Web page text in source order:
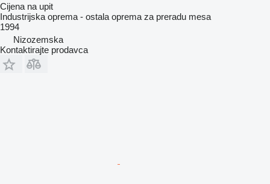
Cijena na upit
Industrijska oprema - ostala oprema za preradu mesa
1994
Nizozemska
Kontaktirajte prodavca